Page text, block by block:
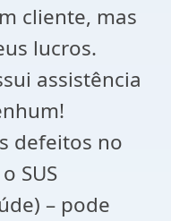
cliente, mas
lucros.
assistência
defeitos no
SUS
– pode